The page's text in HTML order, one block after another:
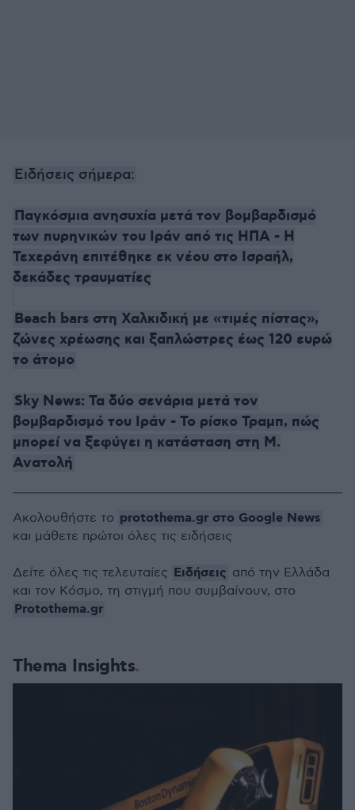
Ειδήσεις σήμερα:
Παγκόσμια ανησυχία μετά τον βομβαρδισμό
των πυρηνικών του Ιράν από τις ΗΠΑ - Η
Τεχεράνη επιτέθηκε εκ νέου στο Ισραήλ,
δεκάδες τραυματίες
Beach bars στη Χαλκιδική με «τιμές πίστας»,
ζώνες χρέωσης και ξαπλώστρες έως 120 ευρώ
το άτομο
Sky News: Τα δύο σενάρια μετά τον
βομβαρδισμό του Ιράν - Το ρίσκο Τραμπ, πώς
μπορεί να ξεφύγει η κατάσταση στη Μ.
Ανατολή
Thema Insights
Ακολουθήστε το protothema.gr στο Google News
και μάθετε πρώτοι όλες τις ειδήσεις
Δείτε όλες τις τελευταίες Ειδήσεις από την Ελλάδα
και τον Κόσμο, τη στιγμή που συμβαίνουν, στο
Protothema.gr